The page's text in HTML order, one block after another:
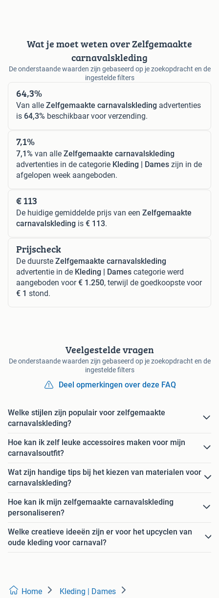
Wat je moet weten over Zelfgemaakte
carnavalskleding
De onderstaande waarden zijn gebaseerd op je zoekopdracht en de
ingestelde filters
64,3%
Van alle Zelfgemaakte carnavalskleding advertenties
is 64,3% beschikbaar voor verzending.
7,1%
7,1% van alle Zelfgemaakte carnavalskleding
advertenties in de categorie Kleding | Dames zijn in de
afgelopen week aangeboden.
€ 113
De huidige gemiddelde prijs van een Zelfgemaakte
carnavalskleding is € 113.
Prijscheck
De duurste Zelfgemaakte carnavalskleding
advertentie in de Kleding | Dames categorie werd
aangeboden voor€ 1.250, terwijl de goedkoopste voor
€ 1 stond.
Veelgestelde vragen
De onderstaande waarden zijn gebaseerd op je zoekopdracht en de
ingestelde filters
Deel opmerkingen over deze FAQ
Welke stijlen zijn populair voor zelfgemaakte
carnavalskleding?
Hoe kan ik zelf leuke accessoires maken voor mijn
carnavalsoutfit?
Wat zijn handige tips bij het kiezen van materialen voor
carnavalskleding?
Hoe kan ik mijn zelfgemaakte carnavalskleding
personaliseren?
Welke creatieve ideeën zijn er voor het upcyclen van
oude kleding voor carnaval?
Home Kleding | Dames